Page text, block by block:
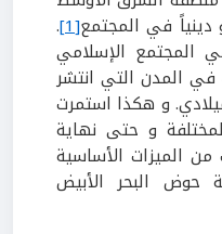
في المجتمع[1]
.
المجتمع الإسلامي
في المدن التي انتشر
و هكذا استمرت
و حتى نهاية
من الميزات الأساسية
حوض البحر الأبيض